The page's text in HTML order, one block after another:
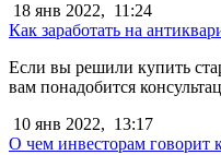
18 янв 2022, 11:24
Как заработать на
Если вы решили купить
вам понадобится
10 янв 2022, 13:17
О чем инвесторам говорит